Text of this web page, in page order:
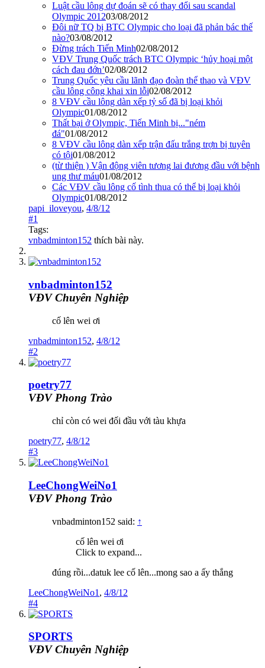
Luật cầu lông dự đoán sẽ có thay đổi sau scandal
Olympic 201203/08/2012
Đôi nữ TQ bị BTC Olympic cho loại đã phản bác thế
nào?03/08/2012
Đừng trách Tiến Minh02/08/2012
VĐV Trung Quốc trách BTC Olympic ‘hủy hoại một
cách đau đớn’02/08/2012
Trung Quốc yêu cầu lãnh đạo đoàn thể thao và VĐV
cầu lông công khai xin lỗi02/08/2012
8 VĐV cầu lông dàn xếp tỷ số đã bị loại khỏi
Olympic01/08/2012
Thất bại ở Olympic, Tiến Minh bị..."ném
đá"01/08/2012
8 VĐV cầu lông dàn xếp trận đấu trắng trợn bị tuyên
có tội01/08/2012
(từ thiện ) Vận động viên tương lai đương đầu với bệnh
ung thư máu01/08/2012
Các VĐV cầu lông cố tình thua có thể bị loại khỏi
Olympic01/08/2012
papi_iloveyou, 4/8/12
#1
Tags:
vnbadminton152 thích bài này.
vnbadminton152
VĐV Chuyên Nghiệp
cố lên wei ơi
vnbadminton152, 4/8/12
#2
poetry77
VĐV Phong Trào
chỉ còn có wei đối đầu với tàu khựa
poetry77, 4/8/12
#3
LeeChongWeiNo1
VĐV Phong Trào
vnbadminton152 said: ↑
cố lên wei ơi
Click to expand...
đúng rồi...datuk lee cố lên...mong sao a ấy thắng
LeeChongWeiNo1 , 4/8/12
#4
SPORTS
VĐV Chuyên Nghiệp